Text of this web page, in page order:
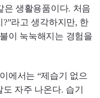
은 생활용품이다. 처음
라고 생각하지만, 한
이 눅눅해지는 경험을
에서는 “제습기 없으
자주 나온다. 습기